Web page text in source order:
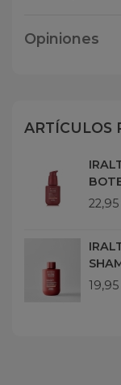
Opiniones
ARTÍCULOS